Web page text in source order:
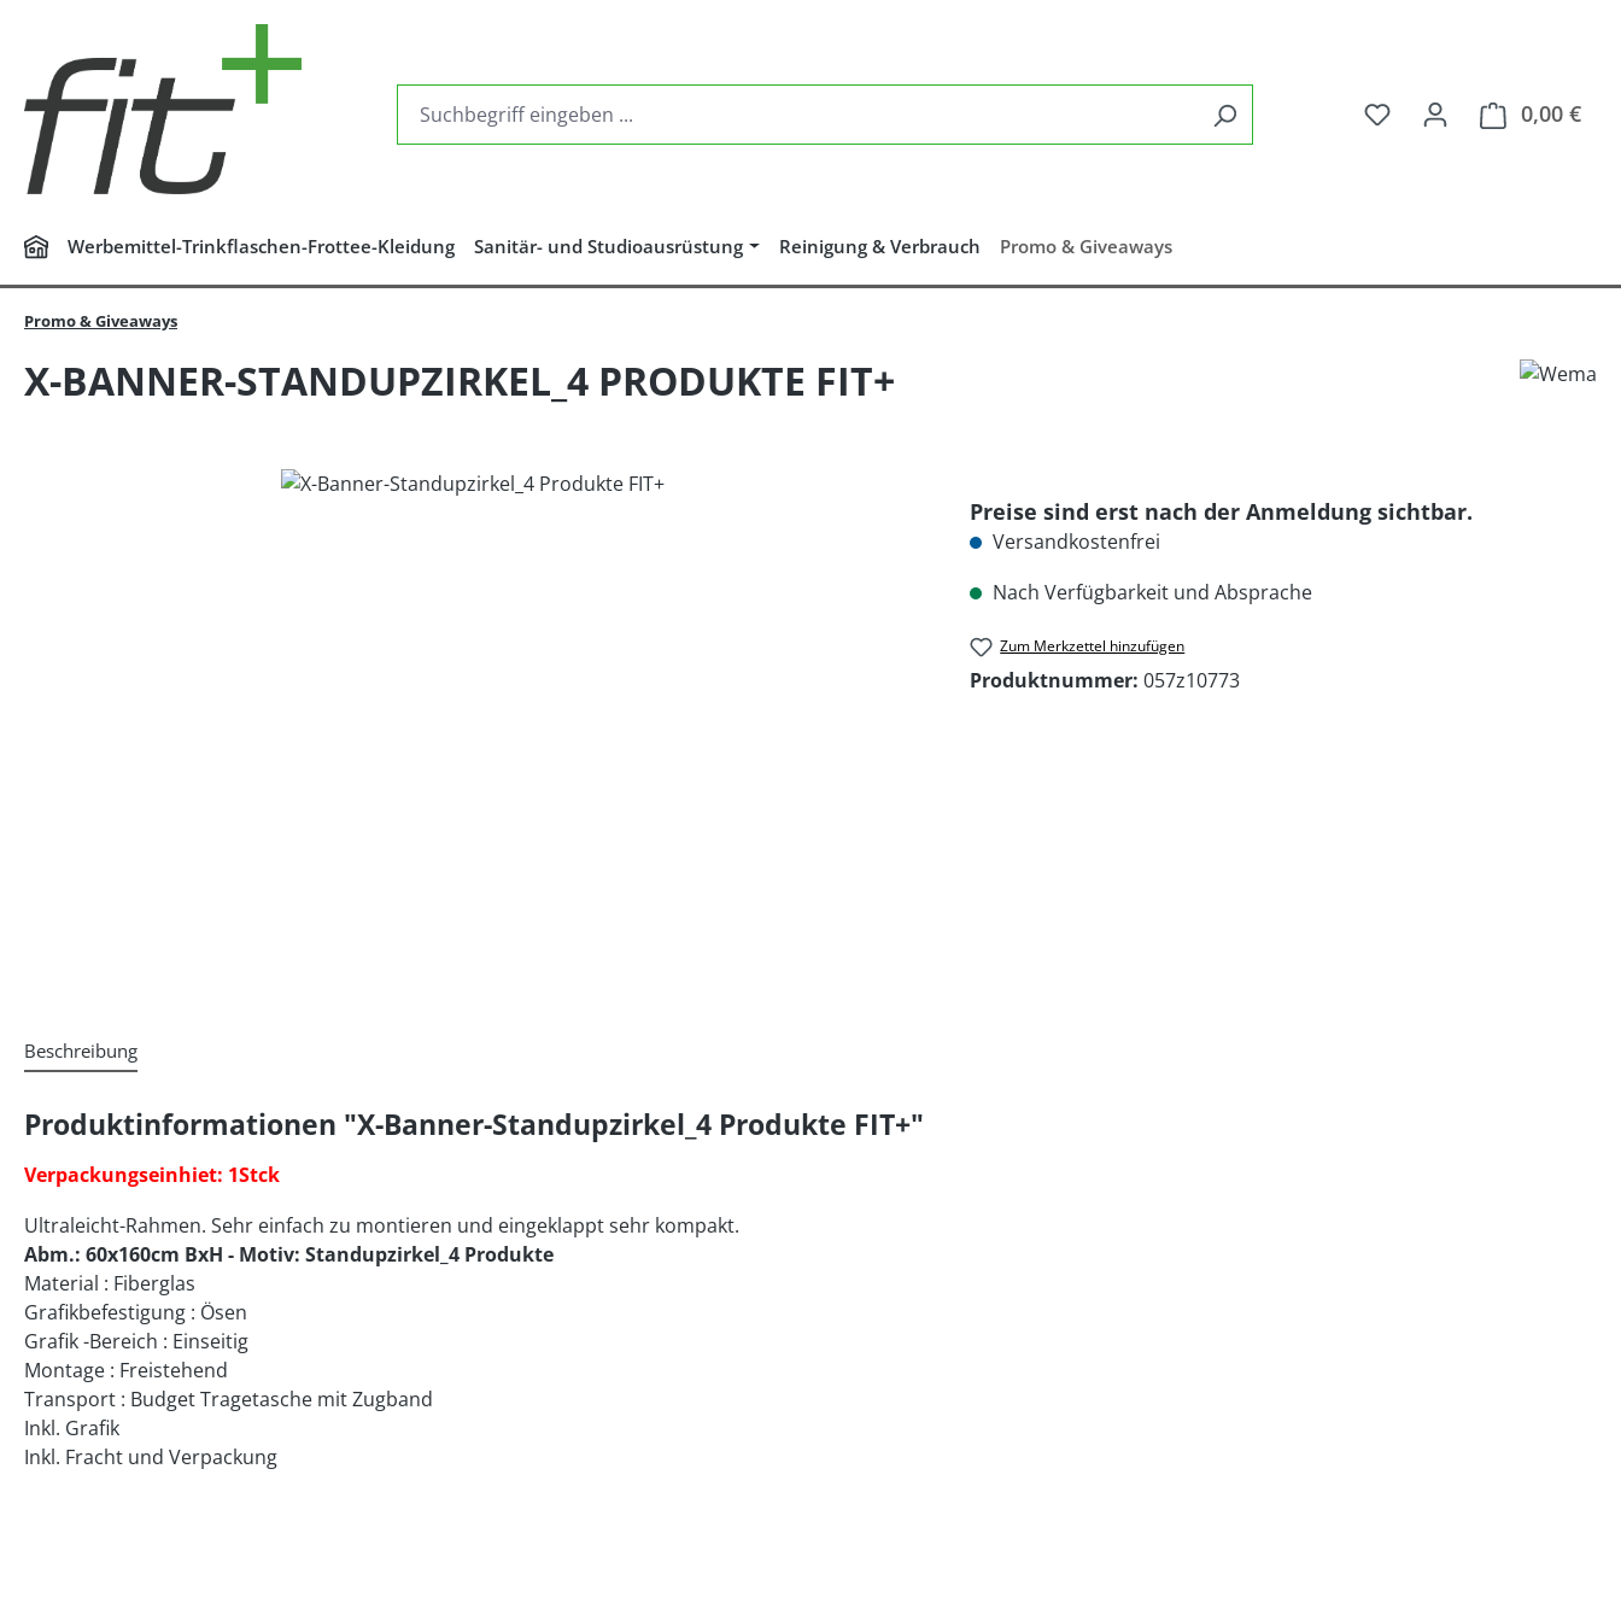
Zur Hauptnavigation springen
Du hast 0 Produkte auf
0,00 €
Werbemittel-Trinkflaschen-Frottee-Kleidung Sanitär- und Studioausrüstung Reinigung & Verbrauch Promo & Giveaways
Promo & Giveaways
X-BANNER-STANDUPZIRKEL_4 PRODUKTE FIT+
Preise sind erst nach der Anmeldung sichtbar.
Versandkostenfrei
Nach Verfügbarkeit und Absprache
Zum Merkzettel hinzufügen
Produktnummer: 057z10773
Beschreibung
Produktinformationen "X-Banner-Standupzirkel_4 Produkte FIT+"
Verpackungseinhiet: 1Stck
Ultraleicht-Rahmen. Sehr einfach zu montieren und eingeklappt sehr kompakt.
Abm.: 60x160cm BxH - Motiv: Standupzirkel_4 Produkte
Material : Fiberglas
Grafikbefestigung : Ösen
Grafik -Bereich : Einseitig
Montage : Freistehend
Transport : Budget Tragetasche mit Zugband
Inkl. Grafik
Inkl. Fracht und Verpackung